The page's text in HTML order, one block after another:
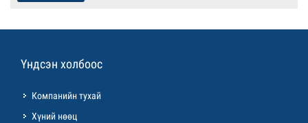
Үндсэн холбоос
Компанийн тухай
Хүний нөөц